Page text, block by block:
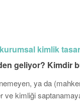
kurumsal kimlik
geliyor? Kimdir
ya da
ve kimliği